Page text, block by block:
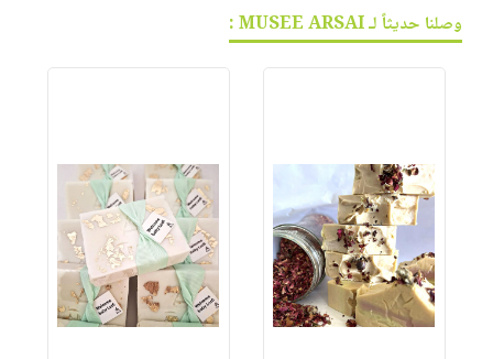
وصلنا حديثاً لـ MUSEE ARSAI :